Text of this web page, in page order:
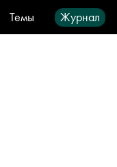
Темы Журнал
Видео Город